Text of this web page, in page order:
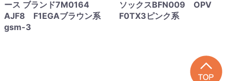
ース ブランド7M0164
AJF8 F1EGAブラウン系
gsm-3
ソックスBFN009 OPV
F0TX3ピンク系